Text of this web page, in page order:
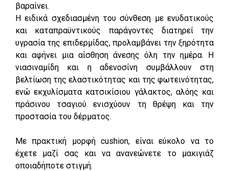
βαραίνει.
Η ειδικά σχεδιασμένη του σύνθεση με ενυδατικούς
και καταπραϋντικούς παράγοντες διατηρεί την
υγρασία της επιδερμίδας, προλαμβάνει την ξηρότητα
και αφήνει μια αίσθηση άνεσης όλη την ημέρα. Η
νιασιναμίδη και η αδενοσίνη συμβάλλουν στη
βελτίωση της ελαστικότητας και της φωτεινότητας,
ενώ εκχυλίσματα κατσικίσιου γάλακτος, αλόης και
πράσινου τσαγιού ενισχύουν τη θρέψη και την
προστασία του δέρματος.
Με πρακτική μορφή cushion, είναι εύκολο να το
έχετε μαζί σας και να ανανεώνετε το μακιγιάζ
οποιαδήποτε στιγμή.